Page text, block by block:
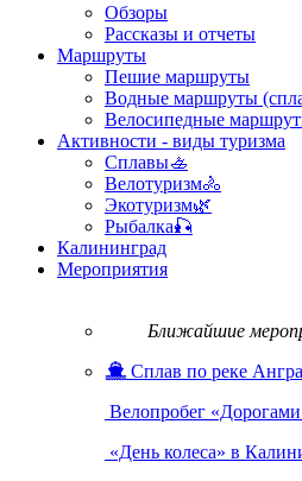
Обзоры
Рассказы и отчеты
Маршруты
Пешие маршруты
Водные маршруты
Велосипедные
Активности - виды туризма
Сплавы🚣
Велотуризм🚴
Экотуризм🌿
Рыбалка🎣
Калининград
Мероприятия
Ближайшие
Сплав по реке
Велопробег
«День колеса» в